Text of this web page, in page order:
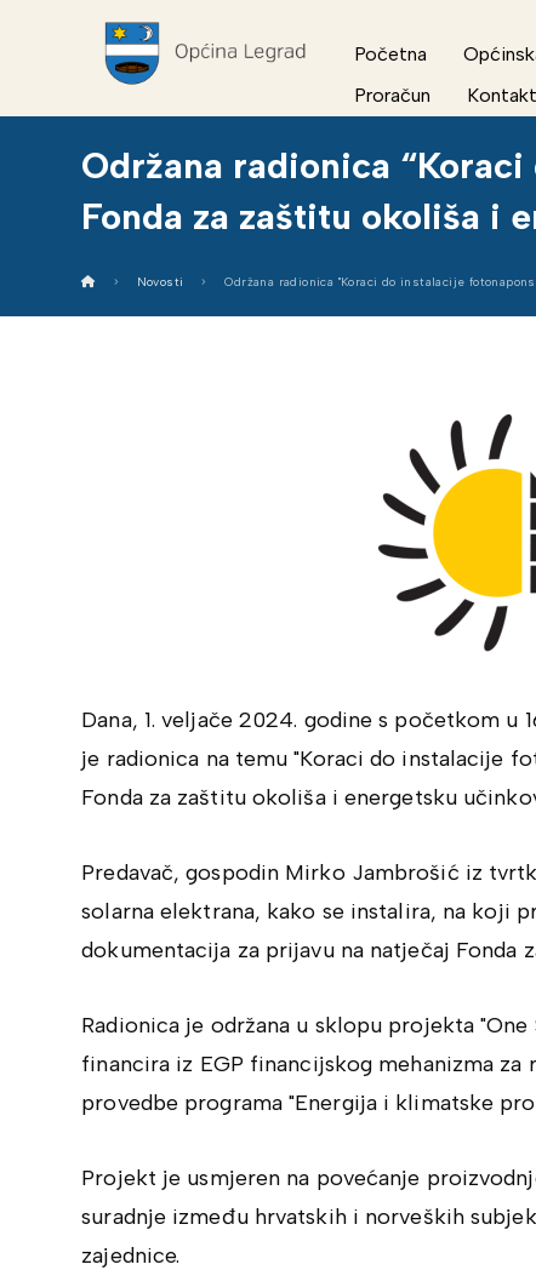
Početna
Proračun
Održana radionica
Fonda za zaštitu okoliša i
Novosti Održana radionica "Koraci do instalacije
Dana, 1. veljače 2024. godine s početkom u
je radionica na temu "Koraci do instalacije
Fonda za zaštitu okoliša i energetsku
Predavač, gospodin Mirko Jambrošić iz
solarna elektrana, kako se instalira, na koji
dokumentacija za prijavu na natječaj
Radionica je održana u sklopu projekta
financira iz EGP financijskog mehanizma
provedbe programa "Energija i klimatske
Projekt je usmjeren na povećanje
suradnje između hrvatskih i norveških
zajednice.